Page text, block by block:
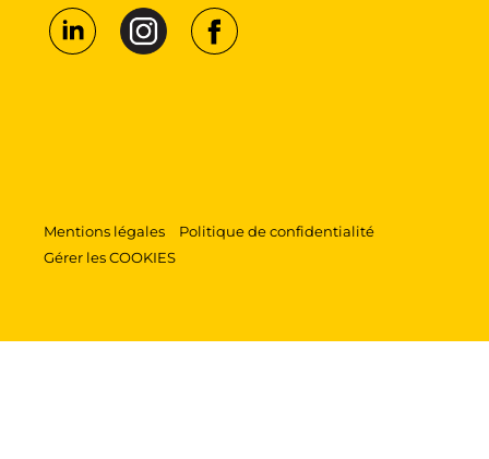
Mentions légales
Politique de confidentialité
Gérer les COOKIES